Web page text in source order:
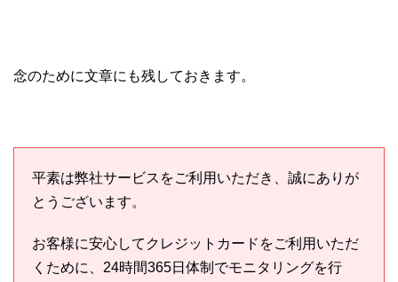
念のために文章にも残しておきます。
平素は弊社サービスをご利用いただき、誠にありが
とうございます。
お客様に安心してクレジットカードをご利用いただ
くために、24時間365日体制でモニタリングを行